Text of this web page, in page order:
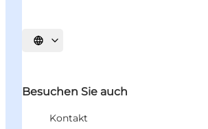
Sprache auswählen
Besuchen Sie auch
Kontakt